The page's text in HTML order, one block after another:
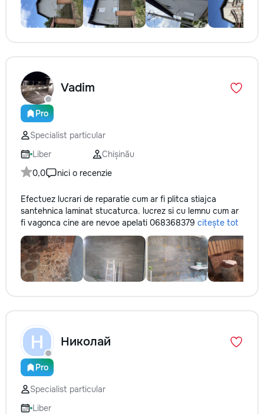
Pro
Vadim
Specialist particular
Liber
Chișinău
0,0
nici o recenzie
Efectuez lucrari de reparatie cum ar fi plitca stiajca
santehnica laminat stucaturca. lucrez si cu lemnu cum ar
fi vagonca cine are nevoe apelati 068368379 citește tot
Н
Pro
Николай
Specialist particular
Liber